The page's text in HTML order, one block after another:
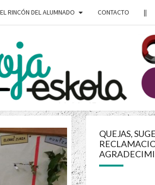
EL RINCÓN DEL ALUMNADO CONTACTO ||
QUEJAS,